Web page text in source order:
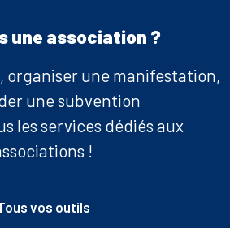
une association ?
organiser une manifestation,
une subvention
les services dédiés aux
!
vos outils